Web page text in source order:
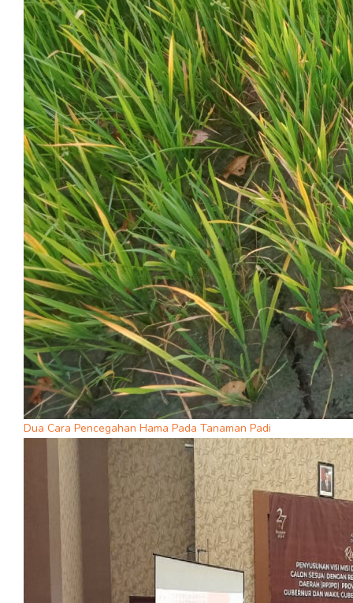
Dua Cara Pencegahan Hama Pada Tanaman Padi